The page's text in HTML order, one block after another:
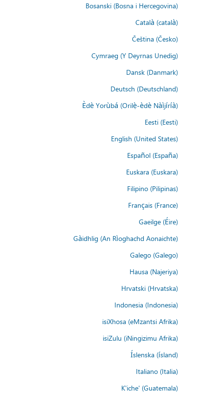
Bosanski (Bosna i Hercegovina)
Català (català)
Čeština (Česko)
Cymraeg (Y Deyrnas Unedig)
Dansk (Danmark)
Deutsch (Deutschland)
Èdè Yorùbá (Orilẹ̀-èdè Nàìjíríà)
Eesti (Eesti)
English (United States)
Español (España)
Euskara (Euskara)
Filipino (Pilipinas)
Français (France)
Gaeilge (Éire)
Gàidhlig (An Rìoghachd Aonaichte)
Galego (Galego)
Hausa (Najeriya)
Hrvatski (Hrvatska)
Indonesia (Indonesia)
isiXhosa (eMzantsi Afrika)
isiZulu (iNingizimu Afrika)
Íslenska (ísland)
Italiano (Italia)
K'iche' (Guatemala)